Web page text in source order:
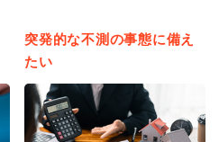
突発的な不測の事態に備え
たい